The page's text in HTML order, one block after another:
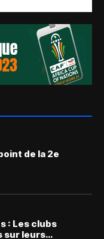
de la 2e
: Les clubs
sur leurs